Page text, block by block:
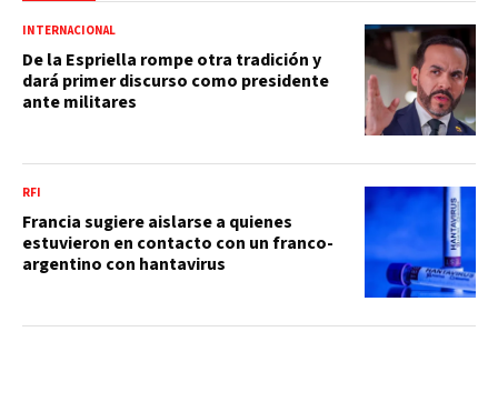
INTERNACIONAL
De la Espriella rompe otra tradición y
dará primer discurso como presidente
ante militares
RFI
Francia sugiere aislarse a quienes
estuvieron en contacto con un franco-
argentino con hantavirus